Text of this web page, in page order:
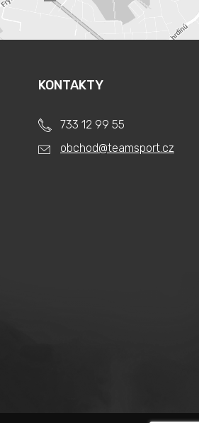
KONTAKTY
733 12 99 55
obchod@teamsport.cz